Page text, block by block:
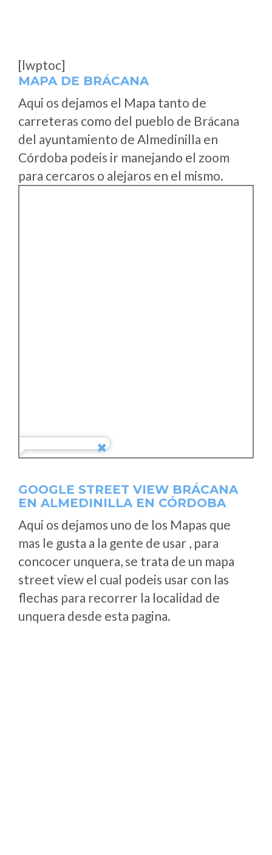
[lwptoc]
MAPA DE BRÁCANA
Aqui os dejamos el Mapa tanto de
carreteras como del pueblo de Brácana
del ayuntamiento de Almedinilla en
Córdoba podeis ir manejando el zoom
para cercaros o alejaros en el mismo.
GOOGLE STREET VIEW BRÁCANA
EN ALMEDINILLA EN CÓRDOBA
Aqui os dejamos uno de los Mapas que
mas le gusta a la gente de usar , para
concocer unquera, se trata de un mapa
street view el cual podeis usar con las
flechas para recorrer la localidad de
unquera desde esta pagina.